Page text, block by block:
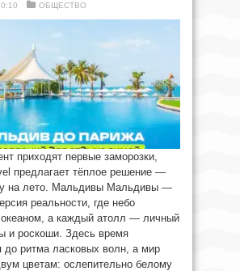
ОБЩЕСТВО
приходят первые заморозки,
предлагает тёплое решение —
на лето. Мальдивы Мальдивы —
реальности, где небо
океаном, а каждый атолл — личный
и роскоши. Здесь время
до ритма ласковых волн, а мир
цветам: ослепительно белому